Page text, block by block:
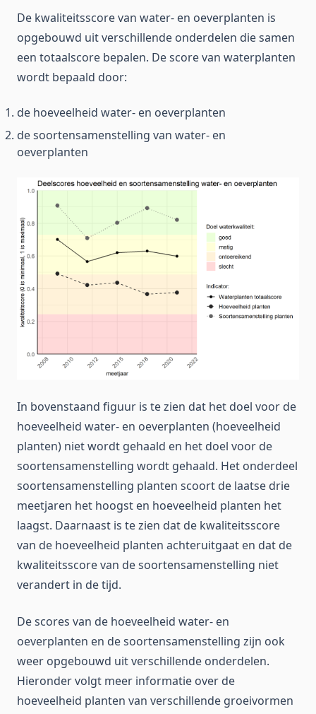
De kwaliteitsscore van water- en oeverplanten is
opgebouwd uit verschillende onderdelen die samen
een totaalscore bepalen. De score van waterplanten
wordt bepaald door:
de hoeveelheid water- en oeverplanten
de soortensamenstelling van water- en
oeverplanten
In bovenstaand figuur is te zien dat het doel voor de
hoeveelheid water- en oeverplanten (hoeveelheid
planten) niet wordt gehaald en het doel voor de
soortensamenstelling wordt gehaald. Het onderdeel
soortensamenstelling planten scoort de laatse drie
meetjaren het hoogst en hoeveelheid planten het
laagst. Daarnaast is te zien dat de kwaliteitsscore
van de hoeveelheid planten achteruitgaat en dat de
kwaliteitsscore van de soortensamenstelling niet
verandert in de tijd.
De scores van de hoeveelheid water- en
oeverplanten en de soortensamenstelling zijn ook
weer opgebouwd uit verschillende onderdelen.
Hieronder volgt meer informatie over de
hoeveelheid planten van verschillende groeivormen